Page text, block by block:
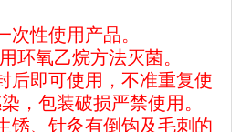
次性使用产品。
环氧乙烷方法灭菌。
后即可使用，不准重复使
，包装破损严禁使用。
锈、针灸有倒钩及毛刺的